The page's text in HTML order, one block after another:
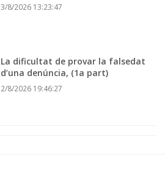
3/8/2026 13:23:47
La dificultat de provar la falsedat
d’una denúncia, (1a part)
2/8/2026 19:46:27